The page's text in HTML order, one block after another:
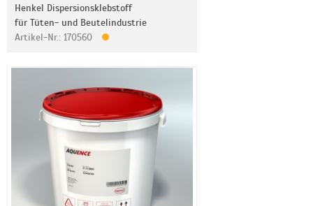
Henkel Dispersionsklebstoff
für Tüten- und Beutelindustrie
Artikel-Nr.: 170560